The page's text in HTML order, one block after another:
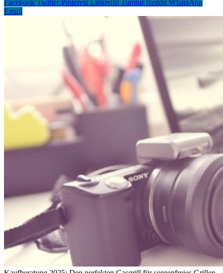
Facebook Twitter Pinterest LinkedIn Tumblr Reddit WhatsApp
Email